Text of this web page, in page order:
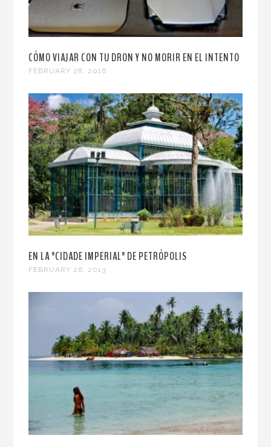
CÓMO VIAJAR CON TU DRON Y NO MORIR EN EL INTENTO
FEBRUARY 28, 2016
EN LA "CIDADE IMPERIAL" DE PETRÓPOLIS
FEBRUARY 26, 2013